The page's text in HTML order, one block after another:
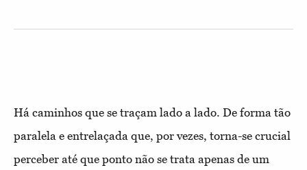
Há caminhos que se traçam lado a lado. De forma tão
paralela e entrelaçada que, por vezes, torna-se crucial
perceber até que ponto não se trata apenas de um